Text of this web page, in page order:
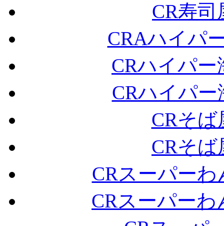
CR寿
CRAハイパ
CRハイパ
CRハイパ
CRそ
CRそ
CRスーパー
CRスーパー